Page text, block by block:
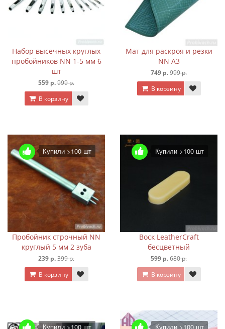
Набор высечных круглых
пробойников NN 1-5 мм 6
шт
559 р.999 р.
В корзину
Мат для раскроя и резки
NN А3
749 р.999 р.
В корзину
Купили >100 шт
Пробойник строчный NN
круглый 5 мм 2 зуба
239 р.399 р.
В корзину
Купили >100 шт
Воск LeatherCraft
бесцветный
599 р.680 р.
В корзину
Купили >100 шт Купили >100 шт